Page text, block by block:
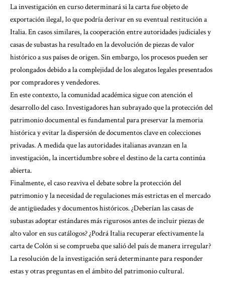
La investigación en curso determinará si la carta fue objeto de
exportación ilegal, lo que podría derivar en su eventual restitución a
Italia. En casos similares, la cooperación entre autoridades judiciales y
casas de subastas ha resultado en la devolución de piezas de valor
histórico a sus países de origen. Sin embargo, los procesos pueden ser
prolongados debido a la complejidad de los alegatos legales presentados
por compradores y vendedores.
En este contexto, la comunidad académica sigue con atención el
desarrollo del caso. Investigadores han subrayado que la protección del
patrimonio documental es fundamental para preservar la memoria
histórica y evitar la dispersión de documentos clave en colecciones
privadas. A medida que las autoridades italianas avanzan en la
investigación, la incertidumbre sobre el destino de la carta continúa
abierta.
Finalmente, el caso reaviva el debate sobre la protección del
patrimonio y la necesidad de regulaciones más estrictas en el mercado
de antigüedades y documentos históricos. ¿Deberían las casas de
subastas adoptar estándares más rigurosos antes de incluir piezas de
alto valor en sus catálogos? ¿Podrá Italia recuperar efectivamente la
carta de Colón si se comprueba que salió del país de manera irregular?
La resolución de la investigación será determinante para responder
estas y otras preguntas en el ámbito del patrimonio cultural.